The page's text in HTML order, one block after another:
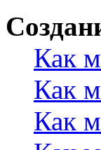
Как
Как
Как